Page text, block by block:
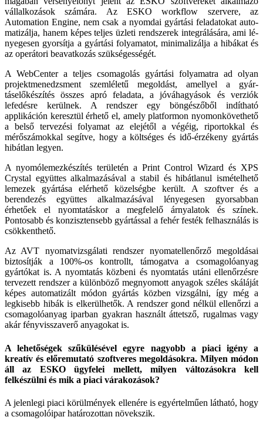
vállalkozások számára. Az ESKO workflow szerve­re, az
Automation Engine, nem csak a nyomdai gyártási feladatokat auto­
matizálja, hanem képes teljes üzleti rendszerek integrálására, ami lé­
nyegesen gyorsítja a gyártási folya­matot, minimalizálja a hibákat és
az operátori beavatkozás szükségességét.
A WebCenter a teljes csomagolás gyártási folyamatra ad olyan
projektmenedzs­ment szemléletű megoldást, amellyel a gyár­
táselőkészítés összes apró feladata, a jóváhagyá­sok és verziók
lefedésre kerülnek. A rendszer egy böngészőből indítható
applikáción keresz­tül érhető el, amely platformon nyomonkö­vethető
a belső tervezési folyamat az elejétől a végéig, riportokkal és
mérőszámokkal segítve, hogy a költséges és idő-érzékeny gyártás
hibát­lan legyen.
A nyomólemezkészítés területén a Print Cont­rol Wizard és XPS
Crystal együttes alkalmazá­sával a stabil és hibátlanul ismételhető
lemezek gyártása elérhető közelségbe került. A szoftver és a
berendezés együttes alkalmazásával lénye­gesen gyorsabban
érhetőek el nyomtatáskor a megfelelő árnyalatok és színek.
Pontosabb és konzisztensebb gyártással a fehér festék felhasz­nálás is
csökkenthető.
Az AVT nyomatvizsgálati rendszer nyomatel­lenőrző megoldásai
biztosítják a 100%-os kont­rollt, támogatva a csomagolóanyag
gyártókat is. A nyomtatás közbeni és nyomtatás utáni elle­nőrzésre
tervezett rendszer a különböző meg­nyomott anyagok széles skáláját
képes automa­tizált módon gyártás közben vizsgálni, így még a
legkisebb hibák is elkerülhetők. A rendszer gond nélkül ellenőrzi a
csomagolóanyag iparban gyakran használt áttetsző, rugalmas vagy
akár fényvisszaverő anyagokat is.
A lehetőségek szűkülésével egyre nagyobb a piaci igény a
kreatív és előremutató szoftveres megoldásokra. Milyen módon
áll az ESKO ügyfelei mellett, milyen változásokra kell
felkészülni és mik a piaci várakozások?
A jelenlegi piaci körülmények ellenére is egyér­telműen látható, hogy
a csomagolóipar határo­zottan növekszik.